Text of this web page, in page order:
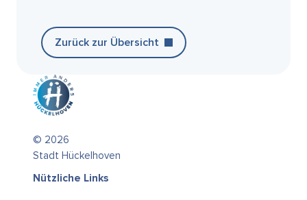
Zurück zur Übersicht
© 2026
Stadt Hückelhoven
Nützliche Links